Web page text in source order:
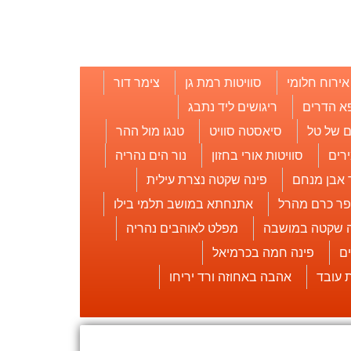
אירוח חלומי סוויטות רמת גן
צימר דור
הדרים
ריגושים ליד נתבג
של טל
סיאסטה סוויט
טנגו מול ההר
סוויטות אורי בחזון
נור הים נהריה
אבן מנחם
פינה שקטה נצרת עילית
כרם מהרל
אתנחתא במושב תלמי בילו
שקטה במושבה
מפלט לאוהבים נהריה
פינה חמה בכרמיאל
אהבה באחוזה ורד יריחו